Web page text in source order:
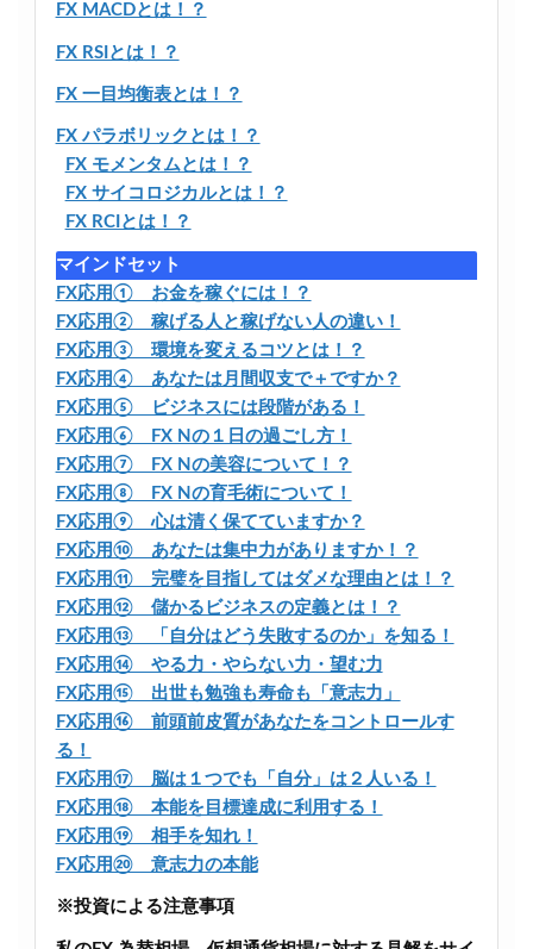
FX MACDとは！？
FX RSIとは！？
FX 一目均衡表とは！？
FX パラボリックとは！？
FX モメンタムとは！？
FX サイコロジカルとは！？
FX RCIとは！？
マインドセット
FX応用① お金を稼ぐには！？
FX応用② 稼げる人と稼げない人の違い！
FX応用③ 環境を変えるコツとは！？
FX応用④ あなたは月間収支で＋ですか？
FX応用⑤ ビジネスには段階がある！
FX応用⑥ FX Nの１日の過ごし方！
FX応用⑦ FX Nの美容について！？
FX応用⑧ FX Nの育毛術について！
FX応用⑨ 心は清く保てていますか？
FX応用⑩ あなたは集中力がありますか！？
FX応用⑪ 完璧を目指してはダメな理由とは！？
FX応用⑫ 儲かるビジネスの定義とは！？
FX応用⑬ 「自分はどう失敗するのか」を知る！
FX応用⑭ やる力・やらない力・望む力
FX応用⑮ 出世も勉強も寿命も「意志力」
FX応用⑯ 前頭前皮質があなたをコントロールす
る！
FX応用⑰ 脳は１つでも「自分」は２人いる！
FX応用⑱ 本能を目標達成に利用する！
FX応用⑲ 相手を知れ！
FX応用⑳ 意志力の本能
※投資による注意事項